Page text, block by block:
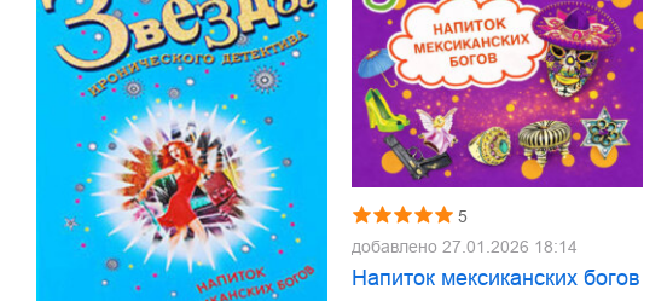
5
добавлено 27.01.2026 18:14
Напиток мексиканских богов